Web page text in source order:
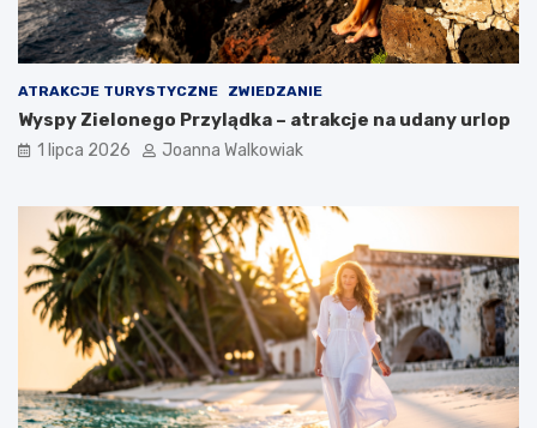
ATRAKCJE TURYSTYCZNE ZWIEDZANIE
Wyspy Zielonego Przylądka – atrakcje na udany urlop
1 lipca 2026 Joanna Walkowiak